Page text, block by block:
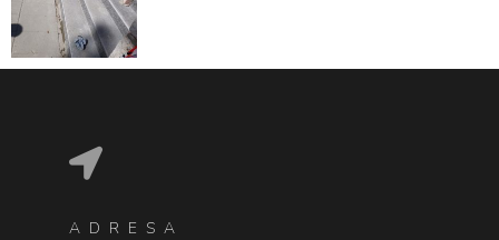
ADRESA